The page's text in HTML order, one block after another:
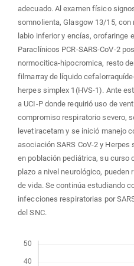
adecuado. Al examen físico
somnolienta, Glasgow 13/15,
labio inferior y encías, orofaringe
Paraclínicos PCR-SARS-CoV-2
normocitica-hipocromica, resto
filmarray de líquido
herpes simplex 1(HVS-1). Ante
a UCI-P donde requirió uso de
compromiso respiratorio severo,
levetiracetam y se inició manejo
asociación SARS CoV-2 y
en población pediátrica, su curso
plazo a nivel neurológico,
de vida. Se continúa estudiando
infecciones respiratorias por
del SNC.